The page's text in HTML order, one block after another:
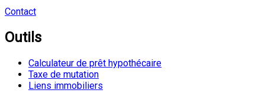
Contact
Outils
Calculateur de prêt hypothécaire
Taxe de mutation
Liens immobiliers